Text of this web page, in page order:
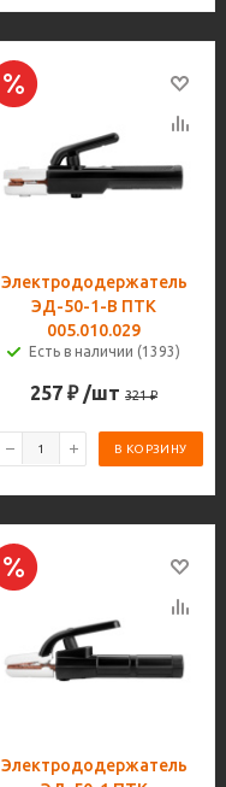
Электрододержатель
ЭД-50-1-B ПТК
005.010.029
Есть в наличии (1393)
257 ₽ /шт 321₽
В КОРЗИНУ
Электрододержатель